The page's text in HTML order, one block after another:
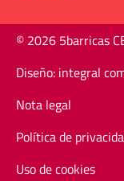
© 2026 5barricas
Diseño: integral
Nota legal
Política de
Uso de cookies